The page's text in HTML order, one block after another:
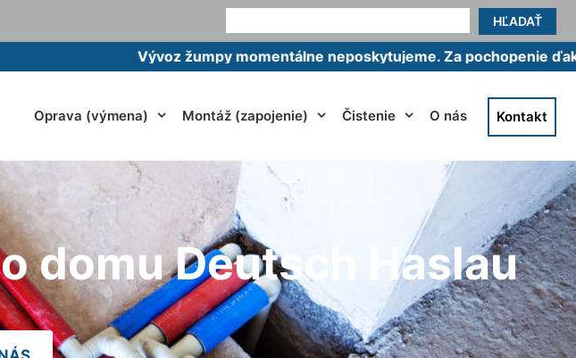
HĽADAŤ
Vývoz žumpy momentálne neposkytujeme. Za pochopenie ďakujeme.
Oprava (výmena) Montáž (zapojenie) Čistenie O nás Kontakt
domu Deutsch Haslau